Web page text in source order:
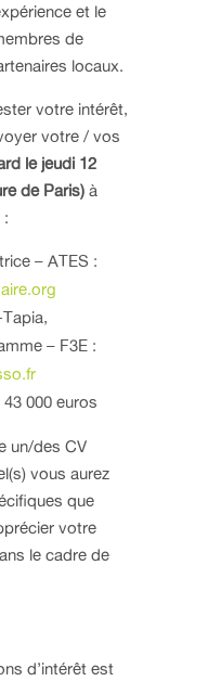
et le
de
locaux.
votre intérêt,
votre / vos
le jeudi 12
de Paris)à
:
– ATES :
– F3E :
000 euros
un/des CV
vous aurez
que
votre
le cadre de
d’intérêt est